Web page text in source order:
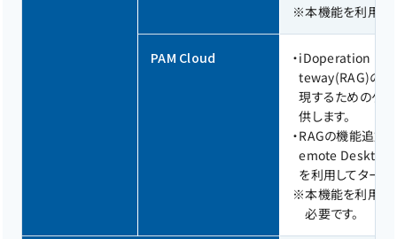
※本機能を利用す
PAM Cloud ・iDoperation
teway(RAG)の機
現するためのゲー
供します。
・RAGの機能追加
emote Desktop（
を利用してターゲ
※本機能を利用す
必要です。